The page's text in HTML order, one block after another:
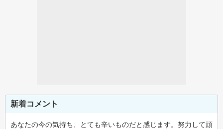
新着コメント
あなたの今の気持ち、とても辛いものだと感じます。努力して頑